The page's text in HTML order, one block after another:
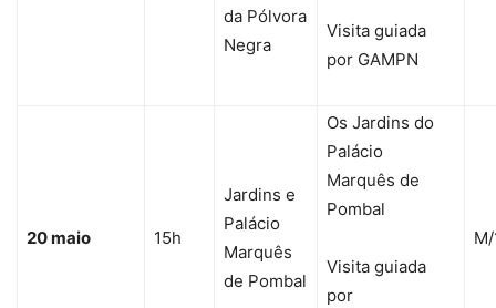
da Pólvora
Negra
Visita guiada
por GAMPN
20 maio 15h
Jardins e
Palácio
Marquês
de Pombal
Os Jardins do
Palácio
Marquês de
Pombal
Visita guiada
por